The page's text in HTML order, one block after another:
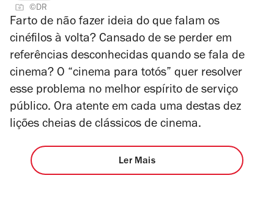
©DR
Farto de não fazer ideia do que falam os
cinéfilos à volta? Cansado de se perder em
referências desconhecidas quando se fala de
cinema? O “cinema para totós” quer resolver
esse problema no melhor espírito de serviço
público. Ora atente em cada uma destas dez
lições cheias de clássicos de cinema.
Ler Mais